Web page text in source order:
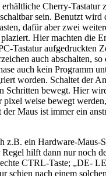
Cherry-Tastatur
sein. Benutzt
dafür aber zwei
Hier machten die
Tastatur aufgedruckten
auch abschalten,
auch kein Programm
worden. Schaltet
Schritten bewegt. Hier
weise bewegt
Maus ist immer ein
ein Hardware-Maus-
hilft dann nur noch
CTRL-Taste; „DE-
schien nach einem